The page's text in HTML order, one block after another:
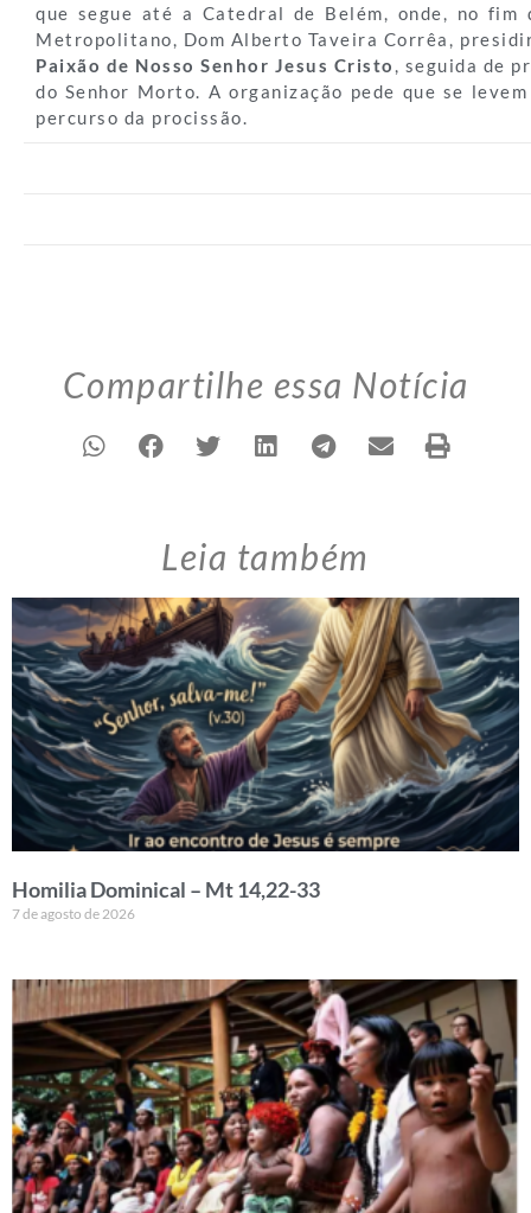
que segue até a Catedral de Belém, onde, no fim
Metropolitano, Dom Alberto Taveira Corrêa,
Paixão de Nosso Senhor Jesus Cristo , seguida de
do Senhor Morto. A organização pede que se
percurso da procissão.
Compartilhe essa Notícia
Leia também
Homilia Dominical – Mt 14,22-33
7 de agosto de 2026